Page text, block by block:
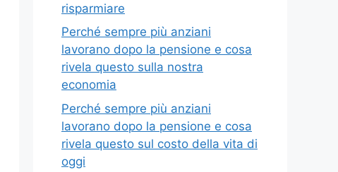
risparmiare
Perché sempre più anziani
lavorano dopo la pensione e cosa
rivela questo sulla nostra
economia
Perché sempre più anziani
lavorano dopo la pensione e cosa
rivela questo sul costo della vita di
oggi